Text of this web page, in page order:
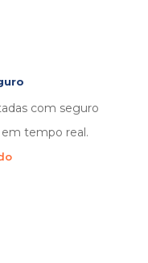
com seguro
tempo real.